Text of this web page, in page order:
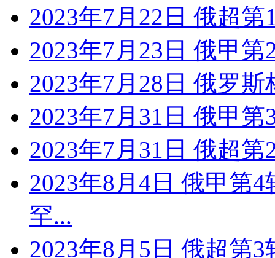
2023年7月22日 俄超
2023年7月23日 俄甲
2023年7月28日 俄罗
2023年7月31日 俄甲
2023年7月31日 俄超
2023年8月4日 俄甲第
罕...
2023年8月5日 俄超第